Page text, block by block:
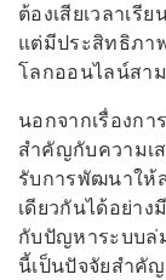
ต้องเสียเวลาเรี
แต่มีประสิทธิภา
โลกออนไลน์สา
นอกจากเรื่องกา
สำคัญกับความเ
รับการพัฒนาให้
เดียวกันได้อย่า
กับปัญหาระบบล่
นี้เป็นปัจจัยสำคั